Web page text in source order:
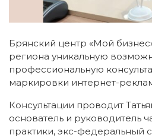
Брянский центр «Мой
региона уникальную
профессиональную
маркировки интернет-
Консультации проводит
основатель и руководитель
практики, экс-федеральный